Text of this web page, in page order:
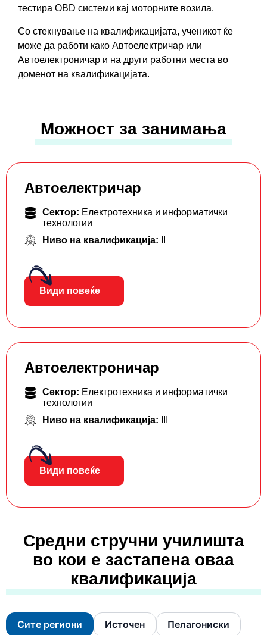
тестира OBD системи кај моторните возила.
Со стекнување на квалификацијатa, ученикот ќе
може да работи како Автоелектричар или
Автоелектроничар и на други работни места во
доменот на квалификацијата.
Можност за занимања
Автоелектричар
Сектор: Електротехника и информатички
технологии
Ниво на квалификација:
Види повеќе
Автоелектроничар
Сектор: Електротехника и информатички
технологии
Ниво на квалификација:
Види повеќе
Средни стручни училишта
во кои е застапена оваа
квалификација
Сите региони Источен Пелагониски